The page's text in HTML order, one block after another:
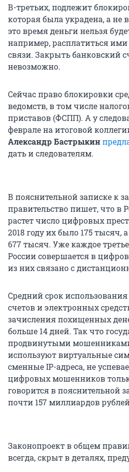
В-третьих, подлежит
которая была украдена, а не
это время деньги нельзя
например, расплатиться ими
связи. Закрыть банковский
невозможно.
Сейчас право блокировки
ведомств, в том числе
приставов (ФСПП). А у
феврале на итоговой
Александр Бастрыкин
дать и следователям.
В пояснительной записке к
правительство пишет, что в
растет число цифровых
2018 году их было 175 тысяч,
677 тысяч. Уже каждое
России совершается в
из них связано с
Средний срок
счетов и электронных
зачисления похищенных
больше 14 дней. Так что
продвинутыми
используют виртуальные
сменные IP-адреса, не
цифровых мошенников
говорится в пояснительной
почти 157 миллиардов
Законопроект в общем
всегда, скрыт в деталях,